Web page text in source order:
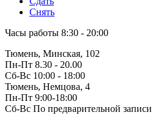
Снять
Часы работы 8:30 - 20:00
Тюмень, Минская, 102
Пн-Пт 8.30 - 20.00
Сб-Вс 10:00 - 18:00
Тюмень, Немцова, 4
Пн-Пт 9:00-18:00
Сб-Вс По предварительной записи